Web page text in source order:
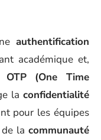
authentification
académique et,
OTP (One Time
la confidentialité
pour les équipes
la communauté